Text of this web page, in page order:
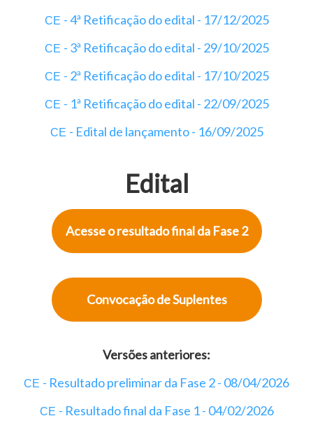
CE - 4ª Retificação do edital - 17/12/2025
CE - 3ª Retificação do edital - 29/10/2025
CE - 2ª Retificação do edital - 17/10/2025
CE - 1ª Retificação do edital - 22/09/2025
CE - Edital de lançamento - 16/09/2025
Edital
Acesse o resultado final da Fase 2
Convocação de Suplentes
Versões anteriores:
CE - Resultado preliminar da Fase 2 - 08/04/2026
CE - Resultado final da Fase 1 - 04/02/2026